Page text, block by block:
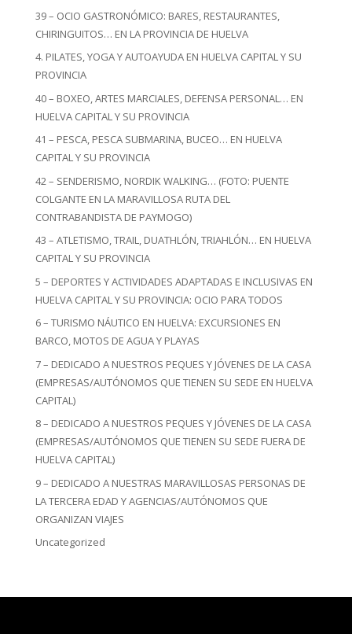
39 – OCIO GASTRONÓMICO: BARES, RESTAURANTES,
CHIRINGUITOS… EN LA PROVINCIA DE HUELVA
4. PILATES, YOGA Y AUTOAYUDA EN HUELVA CAPITAL Y SU
PROVINCIA
40 – BOXEO, ARTES MARCIALES, DEFENSA PERSONAL… EN
HUELVA CAPITAL Y SU PROVINCIA
41 – PESCA, PESCA SUBMARINA, BUCEO… EN HUELVA
CAPITAL Y SU PROVINCIA
42 – SENDERISMO, NORDIK WALKING… (FOTO: PUENTE
COLGANTE EN LA MARAVILLOSA RUTA DEL
CONTRABANDISTA DE PAYMOGO)
43 – ATLETISMO, TRAIL, DUATHLÓN, TRIAHLÓN… EN HUELVA
CAPITAL Y SU PROVINCIA
5 – DEPORTES Y ACTIVIDADES ADAPTADAS E INCLUSIVAS EN
HUELVA CAPITAL Y SU PROVINCIA: OCIO PARA TODOS
6 – TURISMO NÁUTICO EN HUELVA: EXCURSIONES EN
BARCO, MOTOS DE AGUA Y PLAYAS
7 – DEDICADO A NUESTROS PEQUES Y JÓVENES DE LA CASA
(EMPRESAS/AUTÓNOMOS QUE TIENEN SU SEDE EN HUELVA
CAPITAL)
8 – DEDICADO A NUESTROS PEQUES Y JÓVENES DE LA CASA
(EMPRESAS/AUTÓNOMOS QUE TIENEN SU SEDE FUERA DE
HUELVA CAPITAL)
9 – DEDICADO A NUESTRAS MARAVILLOSAS PERSONAS DE
LA TERCERA EDAD Y AGENCIAS/AUTÓNOMOS QUE
ORGANIZAN VIAJES
Uncategorized